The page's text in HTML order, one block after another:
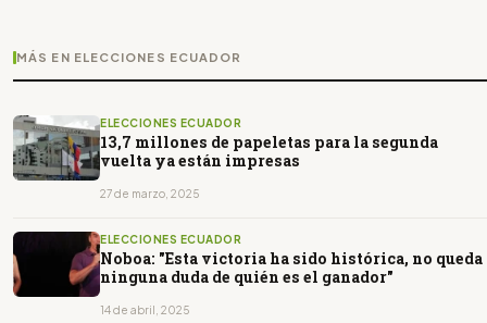
MÁS EN ELECCIONES ECUADOR
ELECCIONES ECUADOR
13,7 millones de papeletas para la segunda
vuelta ya están impresas
27 de marzo, 2025
ELECCIONES ECUADOR
Noboa: "Esta victoria ha sido histórica, no queda
ninguna duda de quién es el ganador"
14 de abril, 2025